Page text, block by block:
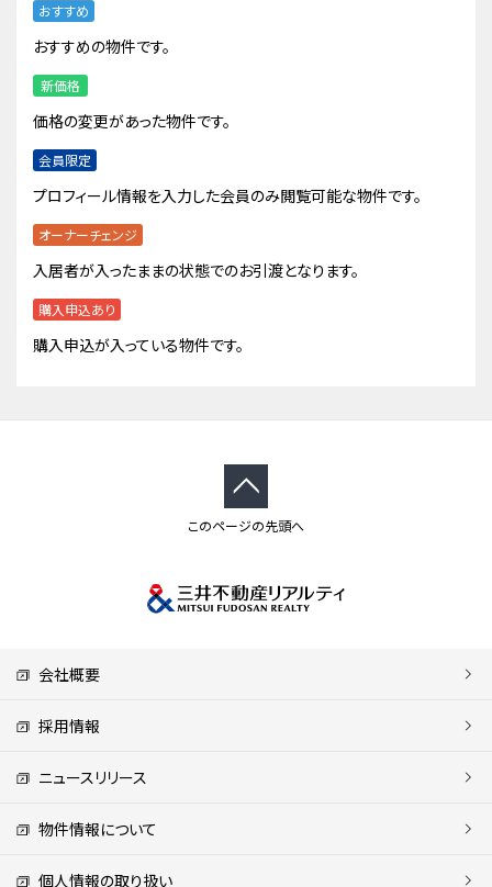
おすすめ
おすすめの物件です。
新価格
価格の変更があった物件です。
会員限定
プロフィール情報を入力した会員のみ閲覧可能な物件です。
オーナーチェンジ
入居者が入ったままの状態でのお引渡となります。
購入申込あり
購入申込が入っている物件です。
このページの先頭へ
会社概要
採用情報
ニュースリリース
物件情報について
個人情報の取り扱い